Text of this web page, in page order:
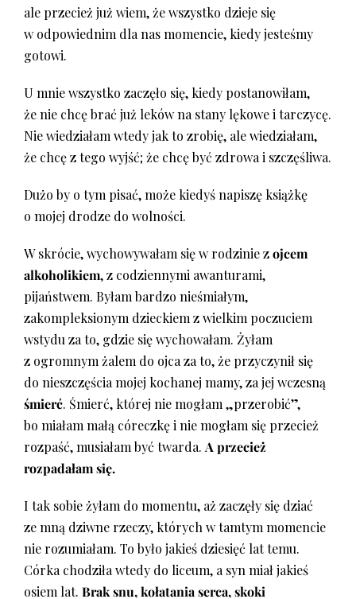
ale przecież już wiem, że wszystko dzieje się
w odpowiednim dla nas momencie, kiedy jesteśmy
gotowi.
U mnie wszystko zaczęło się, kiedy postanowiłam,
że nie chcę brać już leków na stany lękowe i tarczycę.
Nie wiedziałam wtedy jak to zrobię, ale wiedziałam,
że chcę z tego wyjść; że chcę być zdrowa i szczęśliwa.
Dużo by o tym pisać, może kiedyś napiszę książkę
o mojej drodze do wolności.
W skrócie, wychowywałam się w rodzinie zojcem
alkoholikiem, z codziennymi awanturami,
pijaństwem. Byłam bardzo nieśmiałym,
zakompleksionym dzieckiem z wielkim poczuciem
wstydu za to, gdzie się wychowałam. Żyłam
z ogromnym żalem do ojca za to, że przyczynił się
do nieszczęścia mojej kochanej mamy, za jej wczesną
śmierć. Śmierć, której nie mogłam „przerobić”,
bo miałam małą córeczkę i nie mogłam się przecież
rozpaść, musiałam być twarda. A przecież
rozpadałam się.
I tak sobie żyłam do momentu, aż zaczęły się dziać
ze mną dziwne rzeczy, których w tamtym momencie
nie rozumiałam. To było jakieś dziesięć lat temu.
Córka chodziła wtedy do liceum, a syn miał jakieś
osiem lat. Brak snu, kołatania serca, skoki